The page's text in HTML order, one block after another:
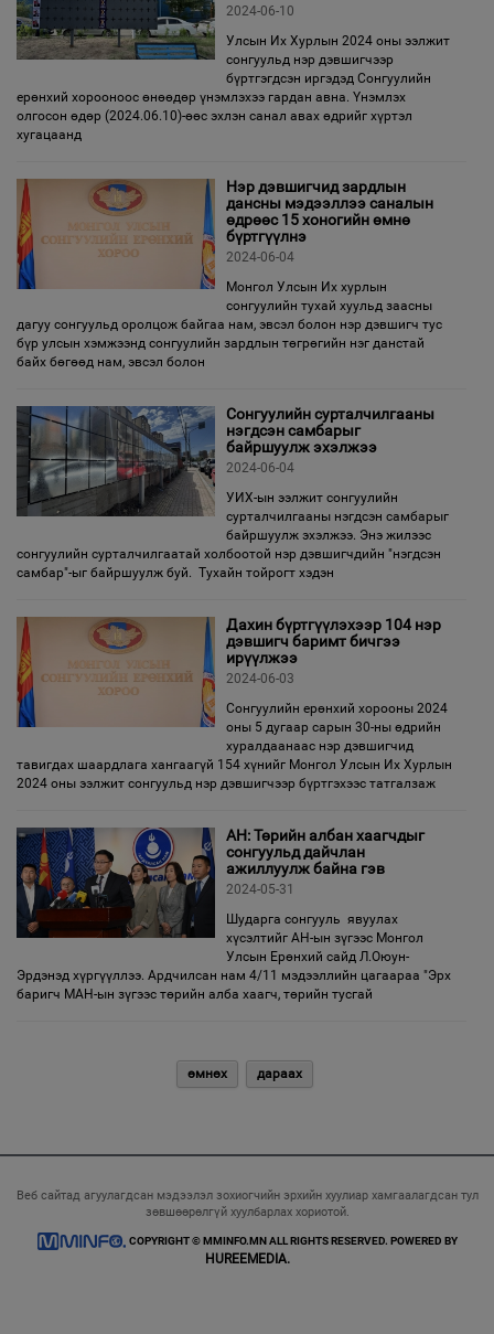
2024-06-10
Улсын Их Хурлын 2024 оны ээлжит
сонгуульд нэр дэвшигчээр
бүртгэгдсэн иргэдэд Сонгуулийн
ерөнхий хорооноос өнөөдөр үнэмлэхээ гардан авна. Үнэмлэх
олгосон өдөр (2024.06.10)-өөс эхлэн санал авах өдрийг хүртэл
хугацаанд
Нэр дэвшигчид зардлын
дансны мэдээллээ саналын
өдрөөс 15 хоногийн өмнө
бүртгүүлнэ
2024-06-04
Монгол Улсын Их хурлын
сонгуулийн тухай хуульд заасны
дагуу сонгуульд оролцож байгаа нам, эвсэл болон нэр дэвшигч тус
бүр улсын хэмжээнд сонгуулийн зардлын төгрөгийн нэг данстай
байх бөгөөд нам, эвсэл болон
Сонгуулийн сурталчилгааны
нэгдсэн самбарыг
байршуулж эхэлжээ
2024-06-04
УИХ-ын ээлжит сонгуулийн
сурталчилгааны нэгдсэн самбарыг
байршуулж эхэлжээ. Энэ жилээс
сонгуулийн сурталчилгаатай холбоотой нэр дэвшигчдийн "нэгдсэн
самбар"-ыг байршуулж буй. Тухайн тойрогт хэдэн
Дахин бүртгүүлэхээр 104 нэр
дэвшигч баримт бичгээ
ирүүлжээ
2024-06-03
Сонгуулийн ерөнхий хорооны 2024
оны 5 дугаар сарын 30-ны өдрийн
хуралдаанааc нэр дэвшигчид
тавигдах шаардлага хангаагүй 154 хүнийг Монгол Улсын Их Хурлын
2024 оны ээлжит сонгуульд нэр дэвшигчээр бүртгэхээс татгалзаж
АН: Төрийн албан хаагчдыг
сонгуульд дайчлан
ажиллуулж байна гэв
2024-05-31
Шударга сонгууль явуулах
хүсэлтийг АН-ын зүгээс Монгол
Улсын Ерөнхий сайд Л.Оюун-
Эрдэнэд хүргүүллээ. Ардчилсан нам 4/11 мэдээллийн цагаараа "Эрх
баригч МАН-ын зүгээс төрийн алба хаагч, төрийн тусгай
өмнөх дараах
Веб сайтад агуулагдсан мэдээлэл зохиогчийн эрхийн хуулиар хамгаалагдсан тул
зөвшөөрөлгүй хуулбарлах хориотой.
COPYRIGHT © MMINFO.MN ALL RIGHTS RESERVED. POWERED BY
HUREEMEDIA.